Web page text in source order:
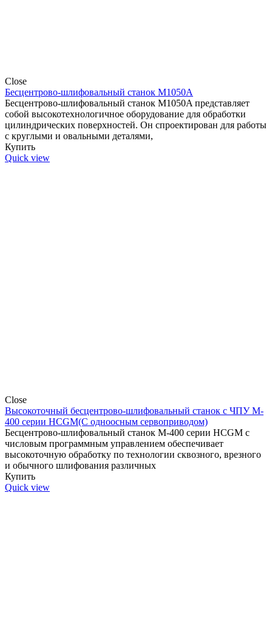
Close
Бесцентрово-шлифовальный станок M1050А
Бесцентрово-шлифовальный станок M1050A представляет
собой высокотехнологичное оборудование для обработки
цилиндрических поверхностей. Он спроектирован для работы
с круглыми и овальными деталями,
Купить
Quick view
Close
Высокоточный бесцентрово-шлифовальный станок с ЧПУ M-
400 серии HCGM(С одноосным сервоприводом)
Бесцентрово-шлифовальный станок M-400 серии HCGM с
числовым программным управлением обеспечивает
высокоточную обработку по технологии сквозного, врезного
и обычного шлифования различных
Купить
Quick view